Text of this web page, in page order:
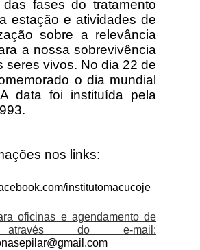
das fases do tratamento
estação e atividades de
sobre a relevância
a nossa sobrevivência
seres vivos. No dia 22 de
o dia mundial
data foi instituída pela
nos links:
institutomacucoje
oficinas e agendamento de
através do e-mail: